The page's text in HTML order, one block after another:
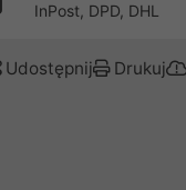
InPost, DPD, DHL
Udostępnij Drukuj